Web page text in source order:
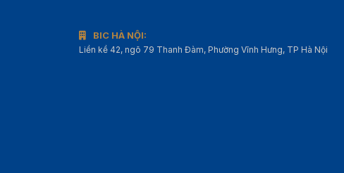
BIC HÀ NỘI:
Liền kề 42, ngõ 79 Thanh Đàm, Phường Vĩnh Hưng, TP Hà Nội